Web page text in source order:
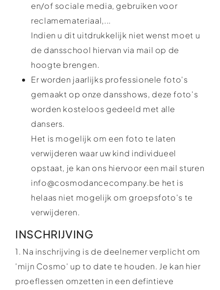
en/of sociale media, gebruiken voor
reclamemateriaal,...
Indien u dit uitdrukkelijk niet wenst moet u
de dansschool hiervan via mail op de
hoogte brengen.
Er worden jaarlijks professionele foto's
gemaakt op onze dansshows, deze foto's
worden kosteloos gedeeld met alle
dansers.
Het is mogelijk om een foto te laten
verwijderen waar uw kind individueel
opstaat, je kan ons hiervoor een mail sturen
info@cosmodancecompany.be het is
helaas niet mogelijk om groepsfoto's te
verwijderen.
INSCHRIJVING
1. Na inschrijving is de deelnemer verplicht om
'mijn Cosmo' up to date te houden. Je kan hier
proeflessen omzetten in een defintieve